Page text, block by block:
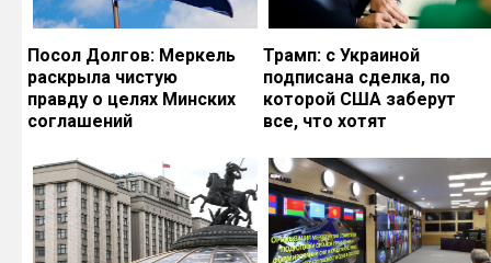
Посол Долгов: Меркель
раскрыла чистую
правду о целях Минских
соглашений
Трамп: с Украиной
подписана сделка, по
которой США заберут
все, что хотят